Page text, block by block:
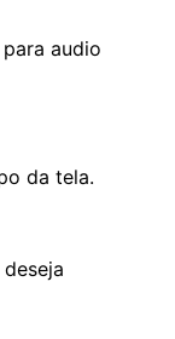
audio
da tela.